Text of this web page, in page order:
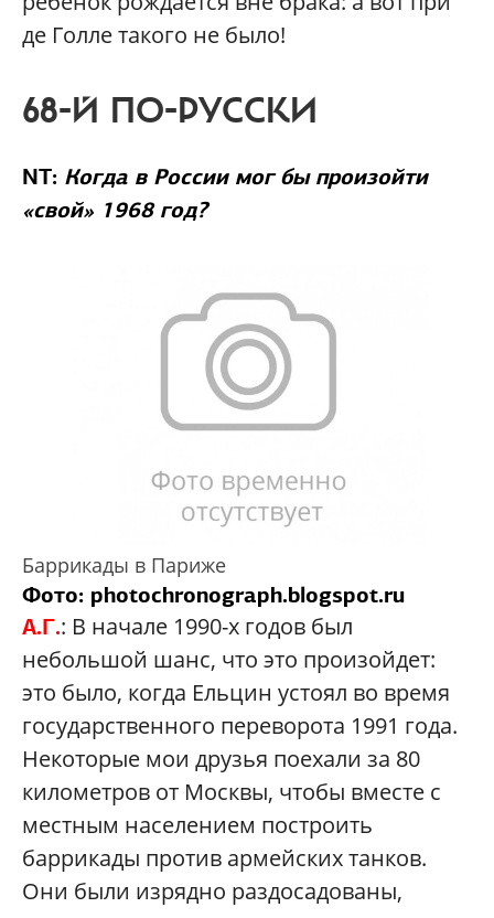
де Голле такого не было!
68-Й ПО-РУССКИ
NT: Когда в России мог бы произойти
«свой» 1968 год?
Баррикады в Париже
Фото: photochronograph.blogspot.ru
А.Г.: В начале 1990-х годов был
небольшой шанс, что это произойдет:
это было, когда Ельцин устоял во время
государственного переворота 1991 года.
Некоторые мои друзья поехали за 80
километров от Москвы, чтобы вместе с
местным населением построить
баррикады против армейских танков.
Они были изрядно раздосадованы,